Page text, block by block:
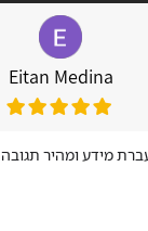
Eitan Medina
מידע ומהיר תגובה